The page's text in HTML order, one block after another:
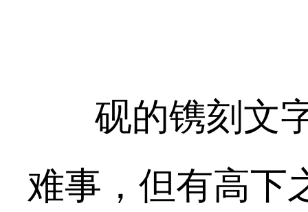
砚的镌刻文
难事，但有高下